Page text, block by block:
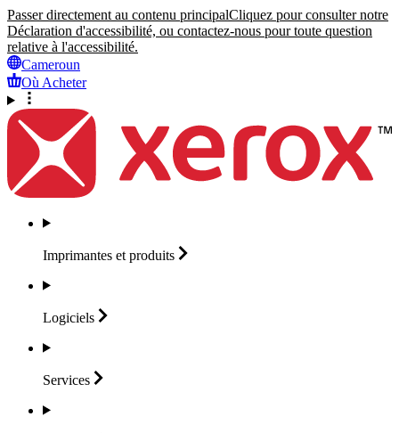
Passer directement au contenu principalCliquez pour consulter notre
Déclaration d'accessibilité, ou contactez-nous pour toute question
relative à l'accessibilité.
Cameroun
Où Acheter
Imprimantes et produits
Logiciels
Services